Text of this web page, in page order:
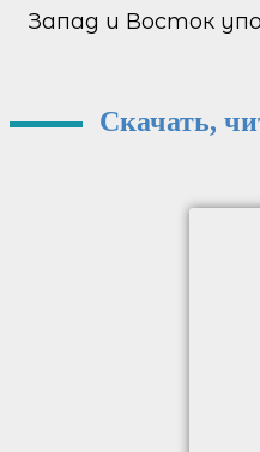
Запад и Восток
Скачать,